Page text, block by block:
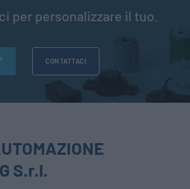
per personalizzare il tuo.
CONTATTACI
S.r.l.